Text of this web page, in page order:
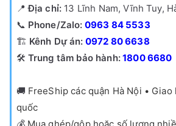
📍Địa chỉ: 13 Lĩnh Nam, Vĩnh Tuy,
📞 Phone/Zalo: 0963 84 5533
🏗️ Kênh Dự án: 0972 80 6638
🛠️ Trung tâm bảo hành:1800 6680
🚚 FreeShip các quận Hà Nội • Giao
quốc